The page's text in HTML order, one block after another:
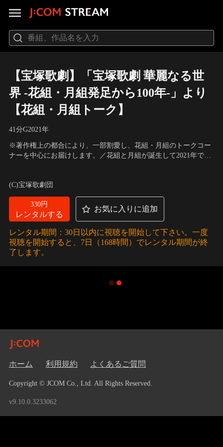
【宝塚歌劇】「宝塚歌劇 華麗なる世
界 -花組・月組発足から100年-」より
【花組・月組トーク】
41分G2021年
※著作権上の都合により、一部割愛し、花組・月組のトークコー
ナーを中心にお届けします。／花組と月組が誕生して2021年で
(C)宝塚歌劇団
330円
レンタルする
お気に入りに追加
レンタル期間：30日以内に視聴を開始して下さい。一度
視聴を開始すると、7日（168時間）でレンタル期間が終
了します。
ホーム 利用規約 よくあるご質問
Copyright © JCOM Co., Ltd. All Rights Reserved.
v9.10.0.3233062